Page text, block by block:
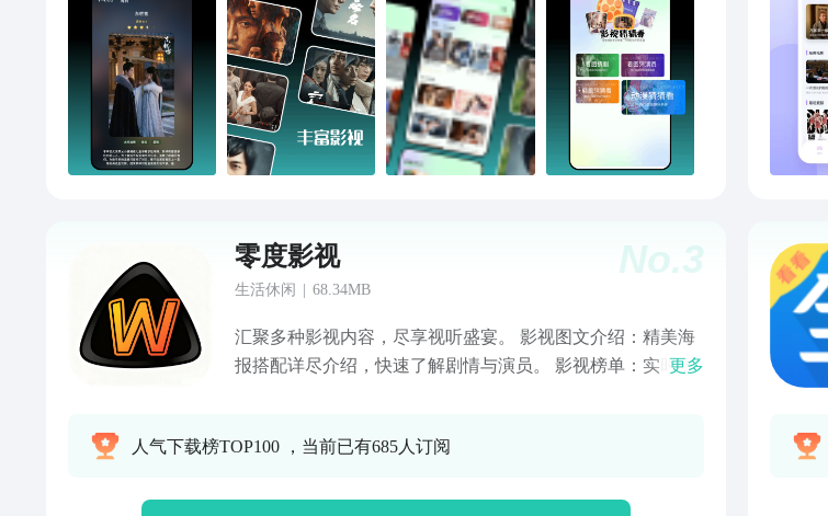
No.3
零度影视
生活休闲 68.34MB
汇聚多种影视内容，尽享视听盛宴。 影视图文介绍：精美海
报搭配详尽介绍，快速了解剧情与演员。 影视榜单：实时更
更多
人气下载榜TOP100 ，当前已有685人订阅